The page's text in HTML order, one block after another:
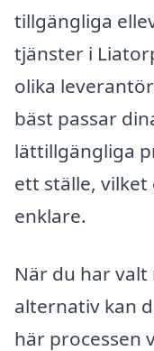
tillgängliga
tjänster i
olika
bäst passar
lättillgängliga
ett ställe,
enklare.
När du har
alternativ kan
här processen